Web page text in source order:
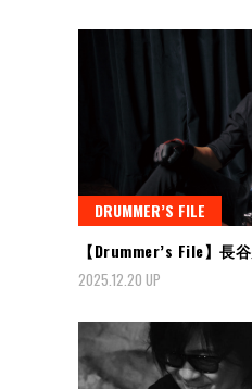
DRUMMER’S FILE
【Drummer’s File】長
2025.12.20 UP